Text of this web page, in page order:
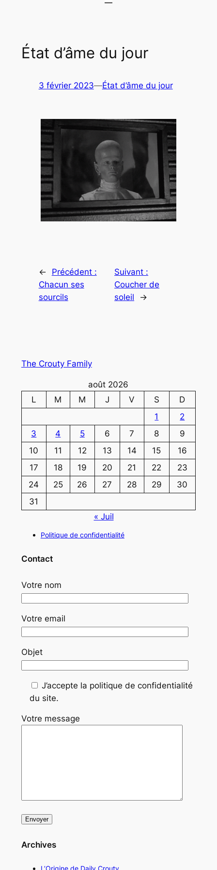
État d’âme du jour
3 février 2023—État d’âme du jour
←
Précédent :
Chacun ses
sourcils
Suivant :
Coucher de
soleil
→
The Crouty Family
août 2026
L
M M J V S
D
1
2
3
4 5 6 7 8
9
10
11 12 13 14 15
16
17
18 19 20 21 22
23
24
25 26 27 28 29
30
31
« Juil
Politique de confidentialité
Contact
Votre nom
Votre email
Objet
J’accepte la politique de confidentialité
du site.
Votre message
Archives